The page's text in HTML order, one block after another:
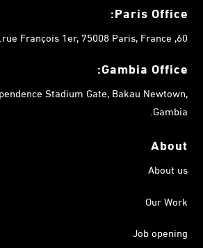
Paris Office:
60, rue François 1er, 75008 Paris, France.
Gambia Office:
Stadium Gate, Bakau Newtown,
Gambia.
About
About us
Our Work
Job opening